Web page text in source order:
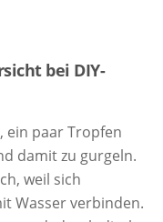
bei DIY-
ein paar Tropfen
damit zu gurgeln.
weil sich
Wasser verbinden.